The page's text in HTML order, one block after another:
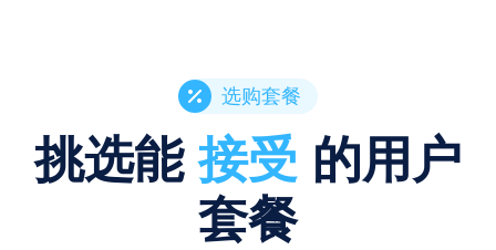
选购套餐
挑选能接受 的用户
套餐